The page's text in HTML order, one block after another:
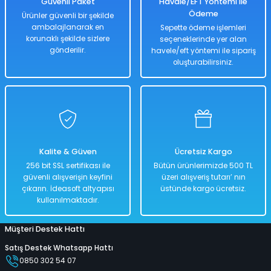
Hızlı
Kargo
Bedava
Yılbaşı Süsü 30' lu 10 Cm Karışık 30 Adet Set
1.058,00 TL
529,00 TL
Hızlı
Kargo
Sepete Ekle
Ürünler güvenli bir şekilde
ambalajlanarak en
korunaklı şekilde sizlere
gönderilir.
Ödeme
Sepette ödeme işlemleri
seçeneklerinde yer alan
havele/eft yöntemi ile sipariş
oluşturabilirsiniz.
Kalite & Güven
256 bit SSL sertifikası ile
güvenli alışverişin keyfini
çıkarın. İdeasoft altyapısı
kullanılmaktadır.
Ücretsiz Kargo
Bütün ürünlerimizde 500 TL
üzeri alışveriş tutarı’ nın
üstünde kargo ücretsiz.
Müşteri Destek Hattı
Satış Destek Whatsapp Hattı
0850 302 54 07